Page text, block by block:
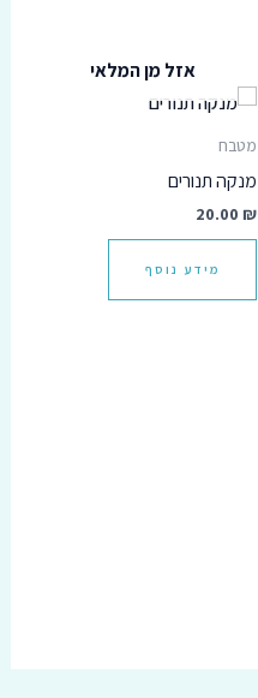
אזל מן המלאי
מטבח
מנקה תנורים
20.00 ₪
מידע נוסף